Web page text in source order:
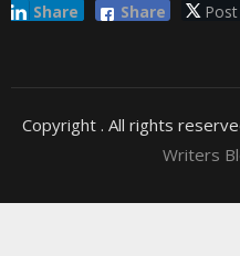
Share Post
Share
Copyright . All rights
Writers